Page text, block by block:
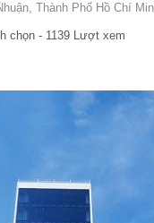
Thành Phố Hồ Chí
chọn - 1139 Lượt xem